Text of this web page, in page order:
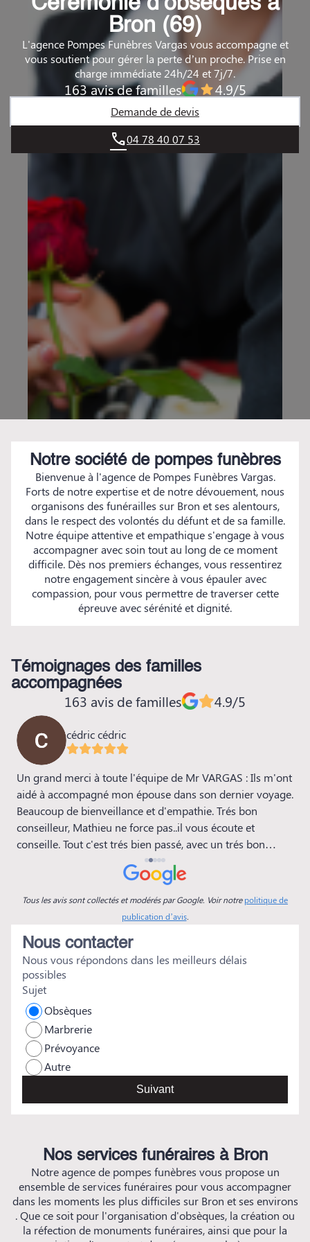
Bron (69)
L'agence Pompes Funèbres Vargas vous accompagne et
vous soutient pour gérer la perte d’un proche. Prise en
charge immédiate 24h/24 et 7j/7.
163 avis de familles 4.9/5
Demande de devis
04 78 40 07 53
Notre société de pompes funèbres
Bienvenue à l'agence de Pompes Funèbres Vargas.
Forts de notre expertise et de notre dévouement, nous
organisons des funérailles sur Bron et ses alentours,
dans le respect des volontés du défunt et de sa famille.
Notre équipe attentive et empathique s'engage à vous
accompagner avec soin tout au long de ce moment
difficile. Dès nos premiers échanges, vous ressentirez
notre engagement sincère à vous épauler avec
compassion, pour vous permettre de traverser cette
épreuve avec sérénité et dignité.
Témoignages des familles
accompagnées
163 avis de familles 4.9/5
cédric cédric
Un grand merci à toute l'équipe de Mr VARGAS : Ils m'ont
aidé à accompagné mon épouse dans son dernier voyage.
Beaucoup de bienveillance et d'empathie. Trés bon
conseilleur, Mathieu ne force pas..il vous écoute et
conseille. Tout c'est trés bien passé, avec un trés bon
rapport qualité-prix ( même s'il est toujours difficile de
parler d'argent en ce moment la). Lors de la cérémonie au
Crématorium, Mathieu nous a lu un magnifique texte qui
Tous les avis sont collectés et modérés par Google. Voir notrepolitique de
publication d’avis.
Nous contacter
Nous vous répondons dans les meilleurs délais
possibles
Sujet
Obsèques
Marbrerie
Prévoyance
Autre
Suivant
Nos services funéraires à Bron
Notre agence de pompes funèbres vous propose un
ensemble de services funéraires pour vous accompagner
dans les moments les plus difficiles sur Bron et ses environs
. Que ce soit pour l'organisation d'obsèques, la création ou
la réfection de monuments funéraires, ainsi que pour la